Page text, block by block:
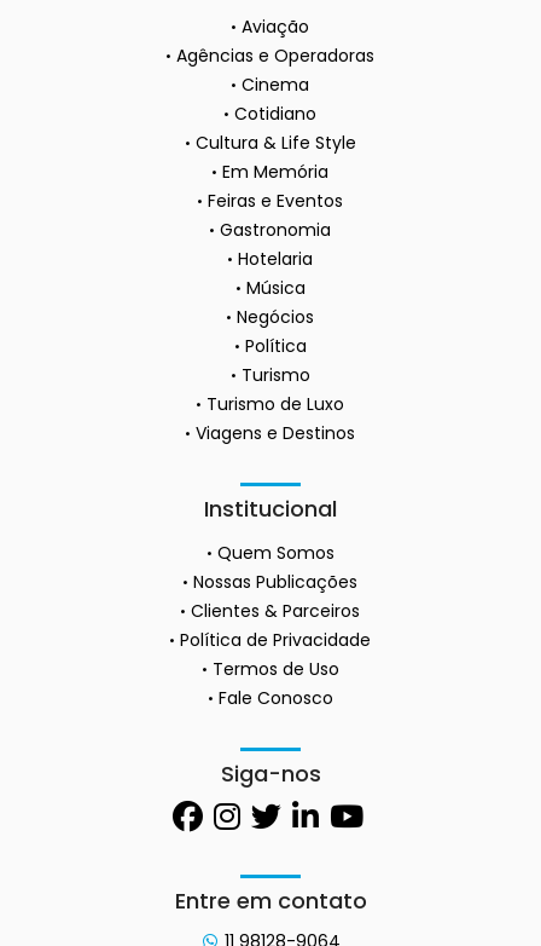
Aviação
Agências e Operadoras
Cinema
Cotidiano
Cultura & Life Style
Em Memória
Feiras e Eventos
Gastronomia
Hotelaria
Música
Negócios
Política
Turismo
Turismo de Luxo
Viagens e Destinos
Institucional
Quem Somos
Nossas Publicações
Clientes & Parceiros
Política de Privacidade
Termos de Uso
Fale Conosco
Siga-nos
Entre em contato